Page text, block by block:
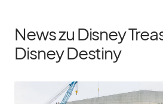
News zu Disney
Disney Destiny